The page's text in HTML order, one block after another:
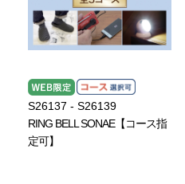
S26137 - S26139
RING BELL SONAE【コース指
定可】